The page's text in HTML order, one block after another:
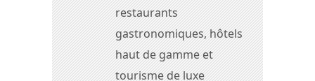
restaurants
gastronomiques, hôtels
haut de gamme et
tourisme de luxe